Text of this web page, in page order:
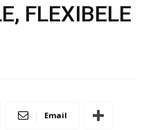
FLEXIBELE
Email